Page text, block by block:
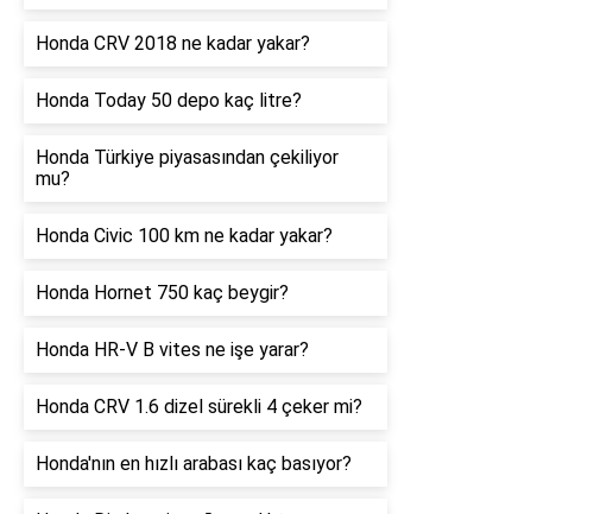
Honda CRV 2018 ne kadar yakar?
Honda Today 50 depo kaç litre?
Honda Türkiye piyasasından çekiliyor
mu?
Honda Civic 100 km ne kadar yakar?
Honda Hornet 750 kaç beygir?
Honda HR-V B vites ne işe yarar?
Honda CRV 1.6 dizel sürekli 4 çeker mi?
Honda'nın en hızlı arabası kaç basıyor?